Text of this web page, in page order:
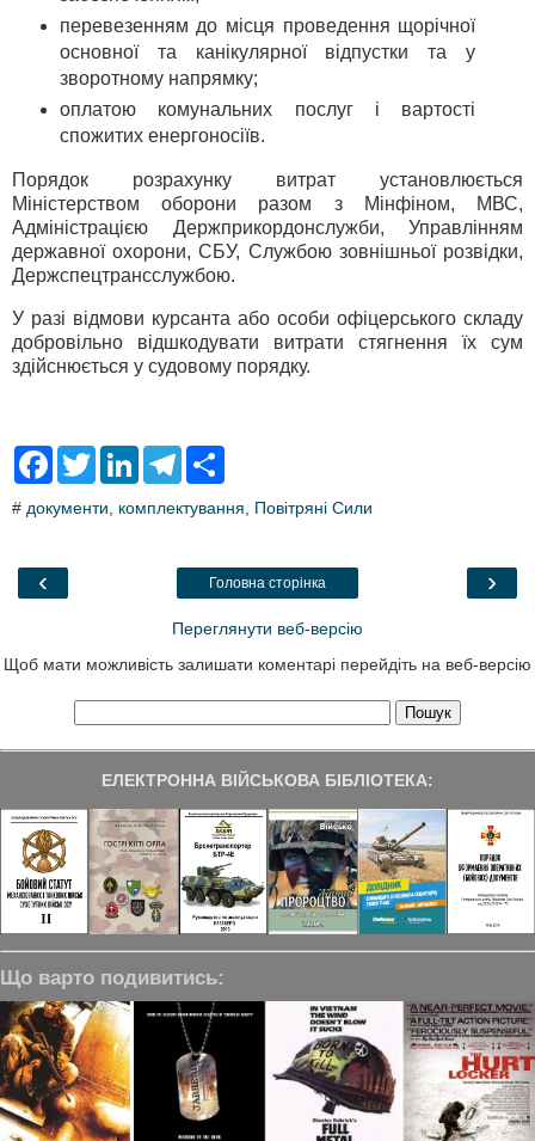
перевезенням до місця проведення щорічної
основної та канікулярної відпустки та у
зворотному напрямку;
оплатою комунальних послуг і вартості
спожитих енергоносіїв.
Порядок розрахунку витрат установлюється
Міністерством оборони разом з Мінфіном, МВС,
Адміністрацією Держприкордонслужби, Управлінням
державної охорони, СБУ, Службою зовнішньої розвідки,
Держспецтрансслужбою.
У разі відмови курсанта або особи офіцерського складу
добровільно відшкодувати витрати стягнення їх сум
здійснюється у судовому порядку.
F
e
o
T
t
L
k
T
e
a
r
# документи комплектування Повітряні Сили
‹ ›
Головна сторінка
Переглянути веб-версію
Щоб мати можливість залишати коментарі перейдіть на веб-версію
ЕЛЕКТРОННА ВІЙСЬКОВА БІБЛІОТЕКА:
Що варто подивитись: